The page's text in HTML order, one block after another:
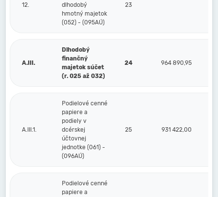
12.
dlhodobý
hmotný majetok
(052) - (095AÚ)
23
A.III.
Dlhodobý
finančný
majetok súčet
(r. 025 až 032)
24 964 890,95
A.III.1.
Podielové cenné
papiere a
podiely v
dcérskej
účtovnej
jednotke (061) -
(096AÚ)
25 931 422,00
Podielové cenné
papiere a